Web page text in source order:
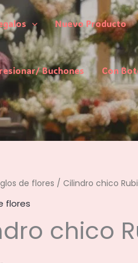
Nuevo Producto
Buchones Con
de flores / Cilindro chico Rubi
flores
chico